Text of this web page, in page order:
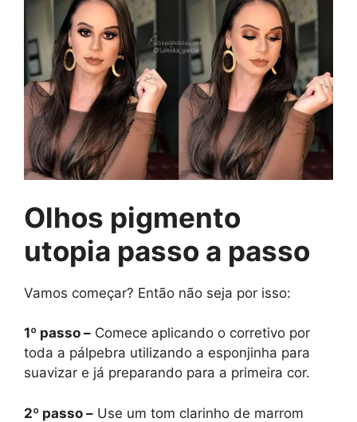
Olhos pigmento
utopia passo a passo
Vamos começar? Então não seja por isso:
1º passo – Comece aplicando o corretivo por
toda a pálpebra utilizando a esponjinha para
suavizar e já preparando para a primeira cor.
2º passo – Use um tom clarinho de marrom